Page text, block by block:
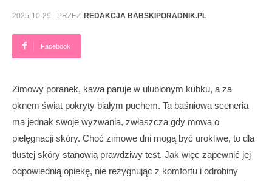
2025-10-29 PRZEZ REDAKCJA BABSKIPORADNIK.PL
Facebook
Zimowy poranek, kawa paruje w ulubionym kubku, a za
oknem świat pokryty białym puchem. Ta baśniowa sceneria
ma jednak swoje wyzwania, zwłaszcza gdy mowa o
pielęgnacji skóry. Choć zimowe dni mogą być urokliwe, to dla
tłustej skóry stanowią prawdziwy test. Jak więc zapewnić jej
odpowiednią opiekę, nie rezygnując z komfortu i odrobiny